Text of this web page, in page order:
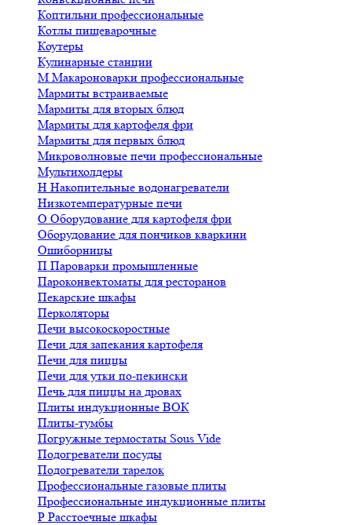
Коптильни профессиональные
Котлы пищеварочные
Коутеры
Кулинарные станции
М Макароноварки профессиональные
Мармиты встраиваемые
Мармиты для вторых блюд
Мармиты для картофеля фри
Мармиты для первых блюд
Микроволновые печи профессиональные
Мультихолдеры
Н Накопительные водонагреватели
Низкотемпературные печи
О Оборудование для картофеля фри
Оборудование для пончиков кваркини
Ошиборницы
П Пароварки промышленные
Пароконвектоматы для ресторанов
Пекарские шкафы
Перколяторы
Печи высокоскоростные
Печи для запекания картофеля
Печи для пиццы
Печи для утки по-пекински
Печь для пиццы на дровах
Плиты индукционные ВОК
Плиты-тумбы
Погружные термостаты Sous Vide
Подогреватели посуды
Подогреватели тарелок
Профессиональные газовые плиты
Профессиональные индукционные плиты
Р Расстоечные шкафы